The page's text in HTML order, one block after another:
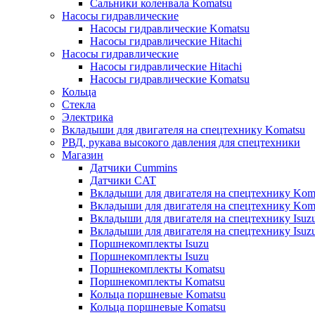
Сальники коленвала Komatsu
Насосы гидравлические
Насосы гидравлические Komatsu
Насосы гидравлические Hitachi
Насосы гидравлические
Насосы гидравлические Hitachi
Насосы гидравлические Komatsu
Кольца
Стекла
Электрика
Вкладыши для двигателя на спецтехнику Komatsu
РВД, рукава высокого давления для спецтехники
Магазин
Датчики Cummins
Датчики CAT
Вкладыши для двигателя на спецтехнику
Вкладыши для двигателя на спецтехнику
Вкладыши для двигателя на спецтехнику
Вкладыши для двигателя на спецтехнику
Поршнекомплекты Isuzu
Поршнекомплекты Isuzu
Поршнекомплекты Komatsu
Поршнекомплекты Komatsu
Кольца поршневые Komatsu
Кольца поршневые Komatsu